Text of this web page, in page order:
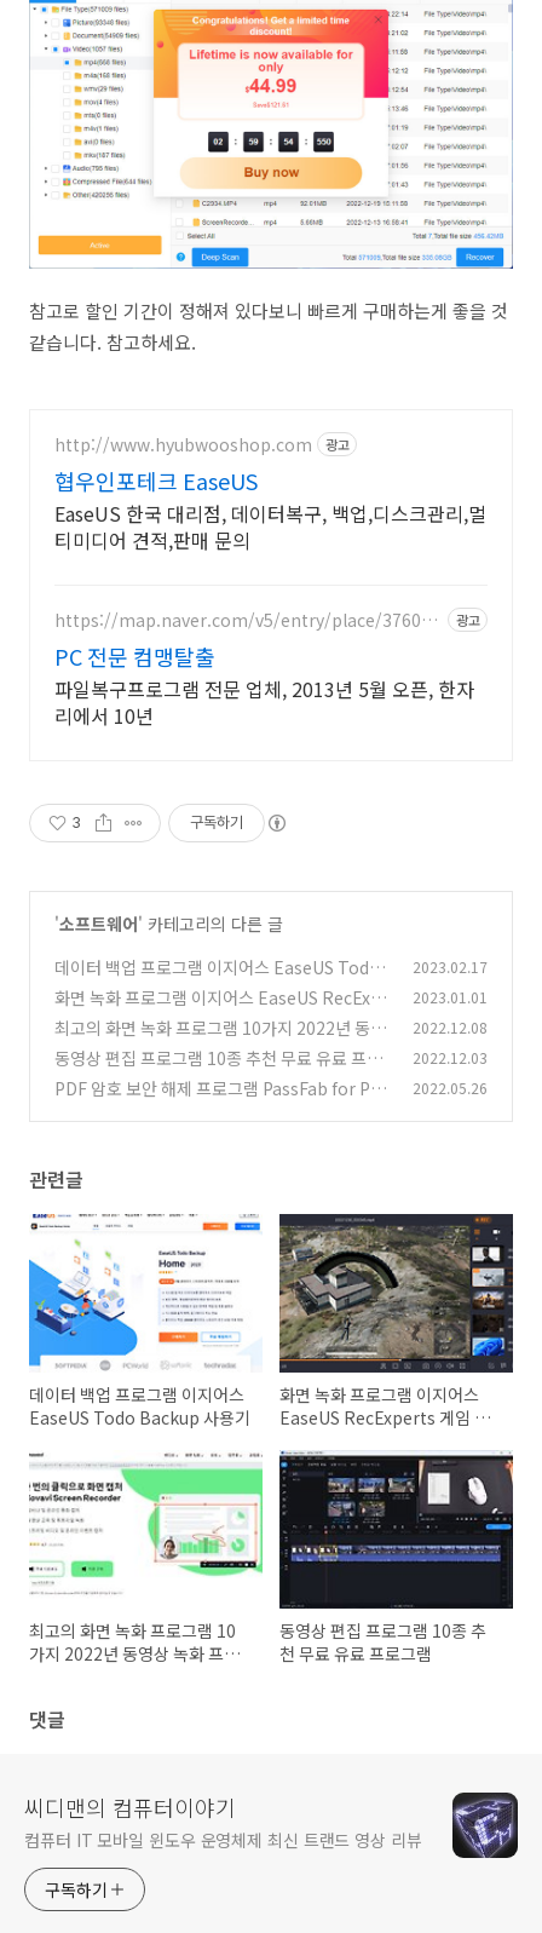
참고로 할인 기간이 정해져 있다보니 빠르게 구매하는게 좋을 것
같습니다. 참고하세요.
http://www.hyubwooshop.com 광고
협우인포테크 EaseUS
EaseUS 한국 대리점, 데이터복구, 백업,디스크관리,멀
티미디어 견적,판매 문의
https://map.naver.com/v5/entry/place/376060
광고
PC 전문 컴맹탈출
파일복구프로그램 전문 업체, 2013년 5월 오픈, 한자
리에서 10년
3 구독하기
'소프트웨어' 카테고리의 다른 글
데이터 백업 프로그램 이지어스 EaseUS Todo
Backup 사용기 (1)
2023.02.17
화면 녹화 프로그램 이지어스 EaseUS RecExpe
rts 게임 녹화 넷플릭스까지 (0)
2023.01.01
최고의 화면 녹화 프로그램 10가지 2022년 동영
상 녹화 프로그램 추천
(0)
2022.12.08
동영상 편집 프로그램 10종 추천 무료 유료 프로
그램 (0)
2022.12.03
PDF 암호 보안 해제 프로그램 PassFab for PD
2022.05.26
관련글
데이터 백업 프로그램 이지어스
EaseUS Todo Backup 사용기
화면 녹화 프로그램 이지어스
EaseUS RecExperts 게임 녹
최고의 화면 녹화 프로그램 10
가지 2022년 동영상 녹화 프로
동영상 편집 프로그램 10종 추
천 무료 유료 프로그램
댓글
씨디맨의 컴퓨터이야기
컴퓨터 IT 모바일 윈도우 운영체제 최신 트랜드 영상 리뷰
구독하기